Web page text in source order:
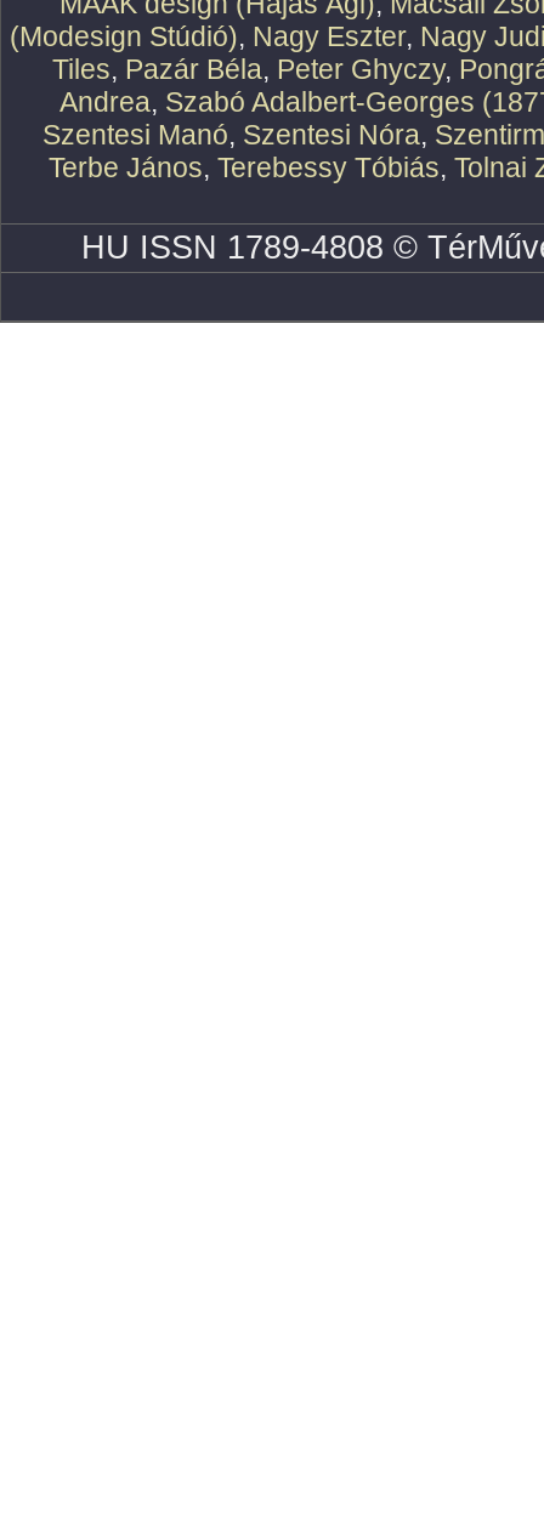
(Modesign Stúdió), Nagy Eszter, Nagy
Tiles, Pazár Béla, Peter Ghyczy,
Andrea, Szabó Adalbert-Georges
Szentesi Manó, Szentesi Nóra,
Terbe János, Terebessy Tóbiás, Tolnai
HU ISSN 1789-4808 ©